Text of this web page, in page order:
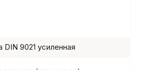
DIN 9021 усиленная